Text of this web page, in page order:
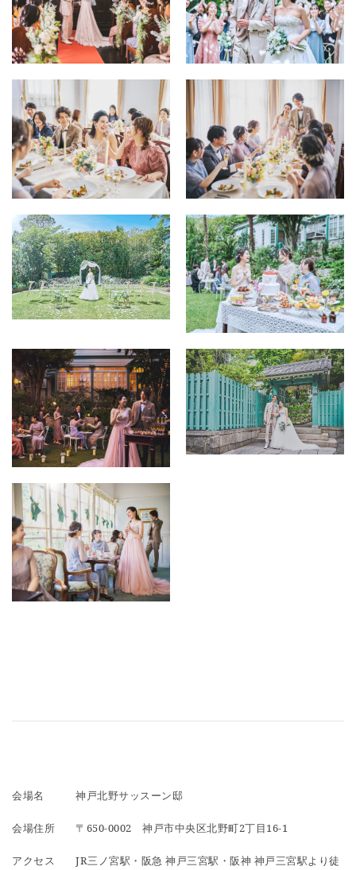
会場名 神戸北野サッスーン邸
会場住所 〒650-0002 神戸市中央区北野町2丁目16-1
アクセス
JR三ノ宮駅・阪急 神戸三宮駅・阪神 神戸三宮駅より徒